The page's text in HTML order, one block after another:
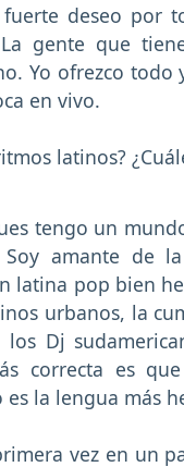
deseo por
gente que
Yo ofrezco todo
en vivo.
latinos?
tengo un
amante de
latina pop bien
urbanos, la
Dj
correcta es
la lengua más
vez en un